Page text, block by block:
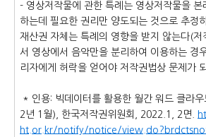
- 영상저작물에 관한 특례는 영상저작물을 본
하는데 필요한 권리만 양도되는 것으로 추정
재산권 자체는 특례의 영향을 받지 않는다(
서 영상에서 음악만을 분리하여 이용하는 경
리자에게 허락을 얻어야 저작권법상 문제가
* 인용: 빅데이터를 활용한 월간 워드 클라
2년 1월), 한국저작권위원회, 2022.1, 2면.
ht.or.kr/notify/notice/